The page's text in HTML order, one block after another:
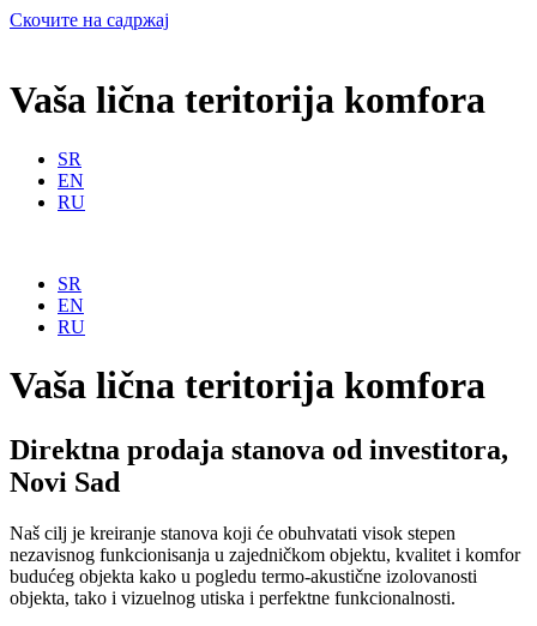
Скочите на садржај
Vaša lična teritorija komfora
SR
EN
RU
SR
EN
RU
Vaša lična teritorija komfora
Direktna prodaja stanova od investitora,
Novi Sad
Naš cilj je kreiranje stanova koji će obuhvatati visok stepen
nezavisnog funkcionisanja u zajedničkom objektu, kvalitet i komfor
budućeg objekta kako u pogledu termo-akustične izolovanosti
objekta, tako i vizuelnog utiska i perfektne funkcionalnosti.